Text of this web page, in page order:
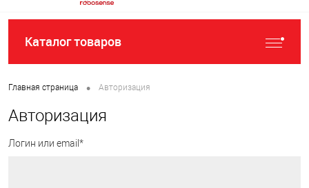
Каталог товаров
Главная страница • Авторизация
Авторизация
Логин или email*